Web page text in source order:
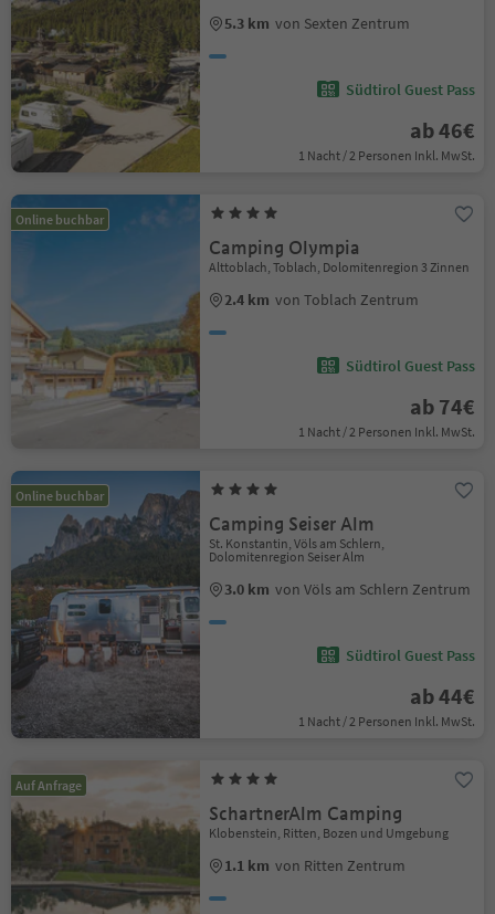
5.3 km von Sexten Zentrum
Südtirol Guest Pass
ab 46€
1 Nacht / 2 Personen Inkl. MwSt.
Online buchbar
Camping Olympia
Alttoblach, Toblach, Dolomitenregion 3 Zinnen
2.4 km von Toblach Zentrum
Südtirol Guest Pass
ab 74€
1 Nacht / 2 Personen Inkl. MwSt.
Online buchbar
Camping Seiser Alm
St. Konstantin, Völs am Schlern,
Dolomitenregion Seiser Alm
3.0 km von Völs am Schlern Zentrum
Südtirol Guest Pass
ab 44€
1 Nacht / 2 Personen Inkl. MwSt.
Auf Anfrage
SchartnerAlm Camping
Klobenstein, Ritten, Bozen und Umgebung
1.1 km von Ritten Zentrum